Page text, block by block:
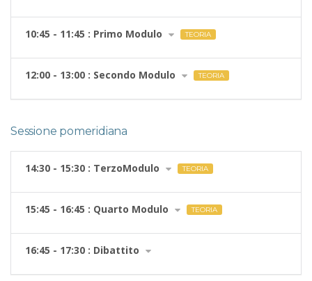
10:45 - 11:45 : Primo Modulo TEORIA
12:00 - 13:00 : Secondo Modulo TEORIA
Sessione pomeridiana
14:30 - 15:30 : TerzoModulo TEORIA
15:45 - 16:45 : Quarto Modulo TEORIA
16:45 - 17:30 : Dibattito